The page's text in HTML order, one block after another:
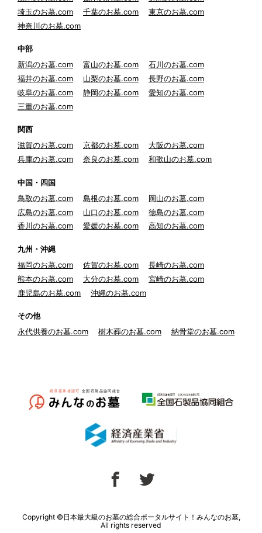
埼玉のお墓.com
千葉のお墓.com
東京のお墓.com
神奈川のお墓.com
中部
新潟のお墓.com
富山のお墓.com
石川のお墓.com
福井のお墓.com
山梨のお墓.com
長野のお墓.com
岐阜のお墓.com
静岡のお墓.com
愛知のお墓.com
三重のお墓.com
関西
滋賀のお墓.com
京都のお墓.com
大阪のお墓.com
兵庫のお墓.com
奈良のお墓.com 和歌山のお墓.com
中国・四国
鳥取のお墓.com
島根のお墓.com
岡山のお墓.com
広島のお墓.com
山口のお墓.com
徳島のお墓.com
香川のお墓.com
愛媛のお墓.com 高知のお墓.com
九州・沖縄
福岡のお墓.com
佐賀のお墓.com
長崎のお墓.com
熊本のお墓.com
大分のお墓.com
宮崎のお墓.com
鹿児島のお墓.com
沖縄のお墓.com
その他
永代供養のお墓.com
樹木葬のお墓.com 納骨堂のお墓.com
Copyright ©日本最大級のお墓の総合ポータルサイト！みんなのお墓,
All rights reserved